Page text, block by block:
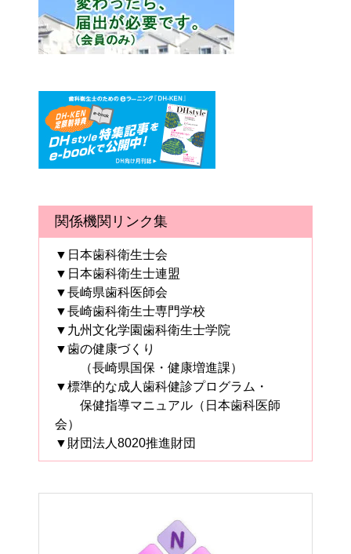
関係機関リンク集
▼日本歯科衛生士会
▼日本歯科衛生士連盟
▼長崎県歯科医師会
▼長崎歯科衛生士専門学校
▼九州文化学園歯科衛生士学院
▼歯の健康づくり
（長崎県国保・健康増進課）
▼標準的な成人歯科健診プログラム・
保健指導マニュアル（日本歯科医師
会）
▼財団法人8020推進財団